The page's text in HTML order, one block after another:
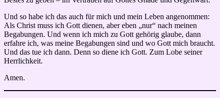
Und so habe ich das auch für mich und mein Leben angenommen:
Als Christ muss ich Gott dienen, aber eben „nur“ nach meinen
Begabungen. Und wenn ich mich zu Gott gehörig glaube, dann
erfahre ich, was meine Begabungen sind und wo Gott mich braucht.
Und das tue ich dann. Denn so diene ich Gott. Zum Lobe seiner
Herrlichkeit.
Amen.